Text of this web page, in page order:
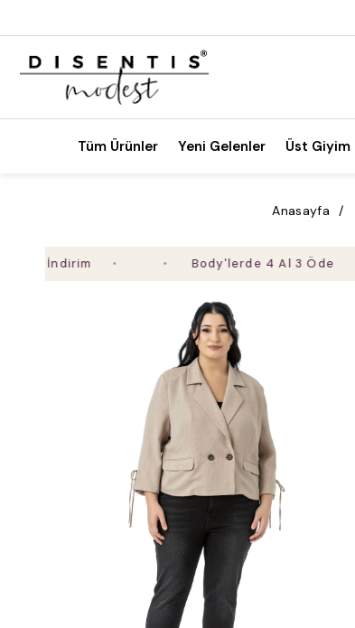
Tüm Ürünler Yeni Gelenler Üst Giyim
Anasayfa
Body'lerde 4 Al 3 Öde